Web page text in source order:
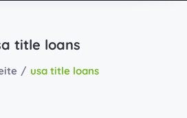
title loans
usa title loans